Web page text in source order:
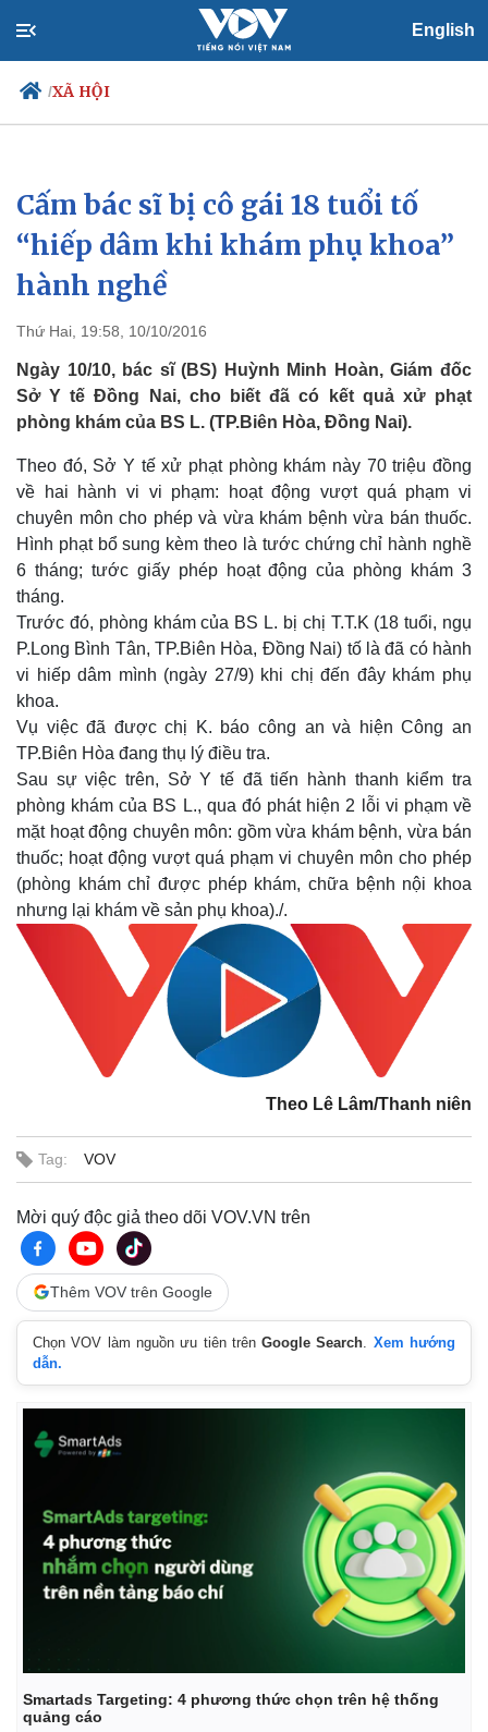
English
/XÃ HỘI
Chính trị
Đảng
Tổ chức nhân sự
Quốc hội
Nhận diện sự thật
Xã hội
Tin 24h
Dự báo thời tiết
Cấm bác sĩ bị cô gái 18 tuổi tố
“hiếp dâm khi khám phụ khoa”
hành nghề
Thứ Hai, 19:58, 10/10/2016
Ngày 10/10, bác sĩ (BS) Huỳnh Minh Hoàn, Giám đốc
Sở Y tế Đồng Nai, cho biết đã có kết quả xử phạt
phòng khám của BS L. (TP.Biên Hòa, Đồng Nai).
Theo đó, Sở Y tế xử phạt phòng khám này 70 triệu đồng
về hai hành vi vi phạm: hoạt động vượt quá phạm vi
chuyên môn cho phép và vừa khám bệnh vừa bán thuốc.
Hình phạt bổ sung kèm theo là tước chứng chỉ hành nghề
6 tháng; tước giấy phép hoạt động của phòng khám 3
tháng.
Trước đó, phòng khám của BS L. bị chị T.T.K (18 tuổi, ngụ
P.Long Bình Tân, TP.Biên Hòa, Đồng Nai) tố là đã có hành
vi hiếp dâm mình (ngày 27/9) khi chị đến đây khám phụ
khoa.
Vụ việc đã được chị K. báo công an và hiện Công an
TP.Biên Hòa đang thụ lý điều tra.
Sau sự việc trên, Sở Y tế đã tiến hành thanh kiểm tra
phòng khám của BS L., qua đó phát hiện 2 lỗi vi phạm về
mặt hoạt động chuyên môn: gồm vừa khám bệnh, vừa bán
thuốc; hoạt động vượt quá phạm vi chuyên môn cho phép
(phòng khám chỉ được phép khám, chữa bệnh nội khoa
nhưng lại khám về sản phụ khoa)./.
Theo Lê Lâm/Thanh niên
Tag: VOV
Mời quý độc giả theo dõi VOV.VN trên
Thêm VOV trên Google
Chọn VOV làm nguồn ưu tiên trênGoogle Search
Xem hướng
dẫn.
Smartads Targeting: 4 phương thức chọn trên hệ thống
quảng cáo